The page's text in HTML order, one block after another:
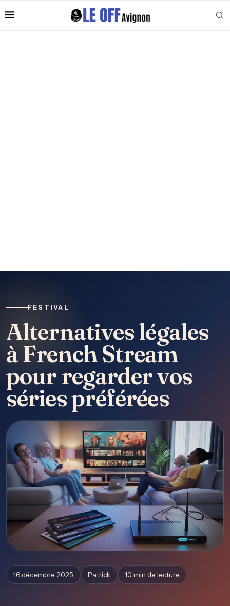
FESTIVAL
Alternatives légales
à French Stream
pour regarder vos
séries préférées
16 décembre 2025 Patrick 10 min de lecture